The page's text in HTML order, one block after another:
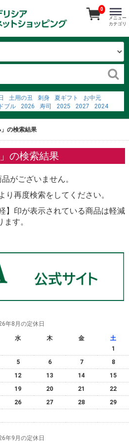
土用の丑 刺身 夏ギフト
お中元
ブル
2026 寿司 2025 2027
2024
fine dining charlotte nc
ジャム
0
メニュー
カテゴリ
「صصصزغ」の検索結果
全商品 「صصصزغ」の検索結果
がございません。
り再度検索をしてください。
】印が表示されている商品は軽減
す。
年8月の定休日
水 木 金
土
1
5 6 7
8
12 13 14
15
19 20 21
22
26 27 28
29
年9月の定休日